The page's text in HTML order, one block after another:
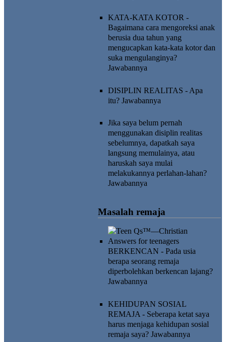
KATA-KATA KOTOR -
Bagaimana cara mengoreksi anak
berusia dua tahun yang
mengucapkan kata-kata kotor dan
suka mengulanginya?
Jawabannya
DISIPLIN REALITAS - Apa
itu? Jawabannya
Jika saya belum pernah
menggunakan disiplin realitas
sebelumnya, dapatkah saya
langsung memulainya, atau
haruskah saya mulai
melakukannya perlahan-lahan?
Jawabannya
Masalah remaja
BERKENCAN - Pada usia
berapa seorang remaja
diperbolehkan berkencan lajang?
Jawabannya
KEHIDUPAN SOSIAL
REMAJA - Seberapa ketat saya
harus menjaga kehidupan sosial
remaja saya? Jawabannya